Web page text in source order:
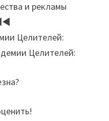
и рекламы
Целителей:
Целителей: